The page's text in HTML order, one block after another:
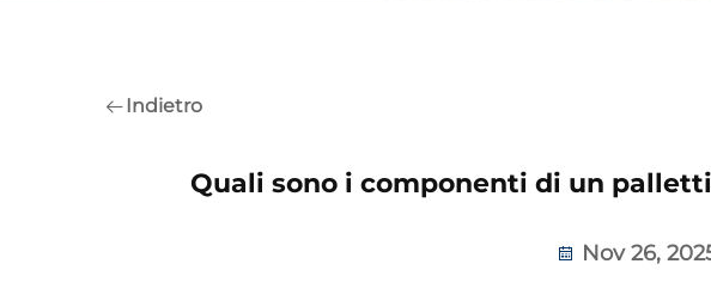
Indietro
Quali sono i componenti di un
Nov 26,